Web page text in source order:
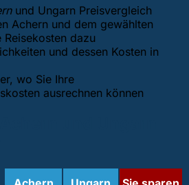
und Ungarn Preisvergleich
Achern und dem gewählten
Reisekosten dazu
und dessen Kosten in
wo Sie Ihre
ausrechnen können